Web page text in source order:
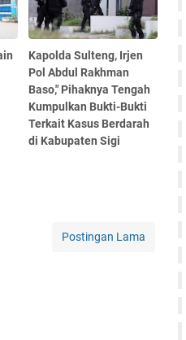
Kapolda Sulteng, Irjen
Pol Abdul Rakhman
Baso," Pihaknya Tengah
Kumpulkan Bukti-Bukti
Terkait Kasus Berdarah
di Kabupaten Sigi
Postingan Lama